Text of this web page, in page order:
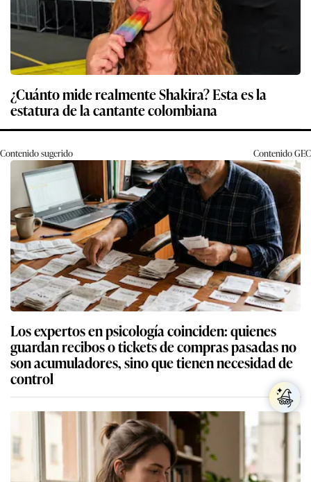
¿Cuánto mide realmente Shakira? Esta es la
estatura de la cantante colombiana
Contenido sugerido ContenidoGEC
Los expertos en psicología coinciden: quienes
guardan recibos o tickets de compras pasadas no
son acumuladores, sino que tienen necesidad de
control